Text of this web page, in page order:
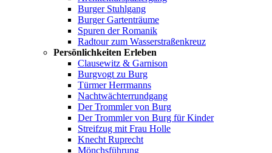
Burger Stuhlgang
Burger Gartenträume
Spuren der Romanik
Radtour zum Wasserstraßenkreuz
Persönlichkeiten Erleben
Clausewitz & Garnison
Burgvogt zu Burg
Türmer Herrmanns
Nachtwächterrundgang
Der Trommler von Burg
Der Trommler von Burg für Kinder
Streifzug mit Frau Holle
Knecht Ruprecht
Mönchsführung